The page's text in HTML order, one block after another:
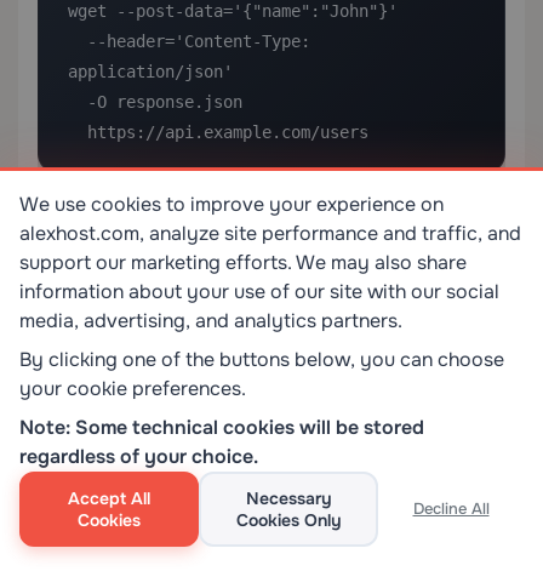
wget --post-data='{"name":"John"}'
application/json'
  https://api.example.com/users
3. HTTPie — Cliente HTTP Amigable con el
Usuario
HTTPie
es un cliente HTTP de línea de comandos
moderno y fácil de usar diseñado para hacer que
interactuar con APIs sea lo más intuitivo posible. Su
sintaxis limpia y salida formateada y coloreada lo
hacen favorito entre los desarrolladores.
We use cookies to improve your experience on
alexhost.com, analyze site performance and traffic, and
support our marketing efforts. We may also share
information about your use of our site with our social
media, advertising, and analytics partners.
By clicking one of the buttons below, you can choose
your cookie preferences.
Note: Some technical cookies will be stored
regardless of your choice.
Accept All
Cookies
Necessary
Cookies Only
Decline All